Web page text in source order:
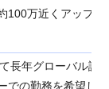
100万近くアップ
長年グローバル試
での勤務を希望し